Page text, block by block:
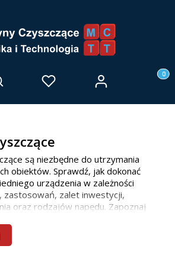
wyszukiwarkę
Ulubione Zaloguj się
są niezbędne do utrzymania
obiektów. Sprawdź, jak dokonać
urządzenia w zależności
zastosowań, zalet inwestycji,
oraz rodzajów napędu. Zapoznaj
działamy we Wrocławiu i
w woj. dolnośląskim, ale